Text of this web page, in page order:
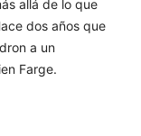
allá de lo que
dos años que
a un
Farge.